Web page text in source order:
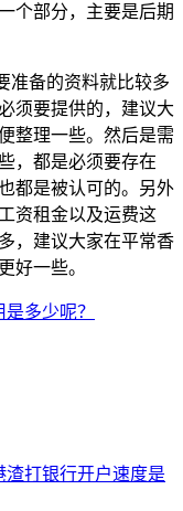
个部分，主要是后期
准备的资料就比较多
须要提供的，建议大
整理一些。然后是需
，都是必须要存在
都是被认可的。另外
资租金以及运费这
，建议大家在平常香
好一些。
多少呢？
打银行开户速度是